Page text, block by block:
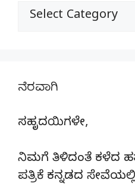
ವಿಭಾಗಗಳು
ನೆರವಾಗಿ
ಸಹೃದಯಿಗಳೇ,
ನಿಮಗೆ ತಿಳಿದಂತೆ ಕಳೆದ
ಪತ್ರಿಕೆ ಕನ್ನಡದ